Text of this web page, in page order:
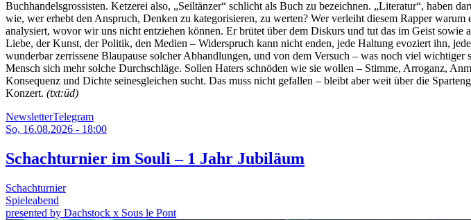
Buchhandelsgrossisten. Ketzerei also, „Seiltänzer“ schlicht als Buch zu bezeichnen. „Literatur“, haben
wie, wer erhebt den Anspruch, Denken zu kategorisieren, zu werten? Wer verleiht diesem Rapper
analysiert, wovor wir uns nicht entziehen können. Er brütet über dem Diskurs und tut das im Geist
Liebe, der Kunst, der Politik, den Medien – Widerspruch kann nicht enden, jede Haltung evoziert ihn,
wunderbar zerrissene Blaupause solcher Abhandlungen, und von dem Versuch – was noch viel
Mensch sich mehr solche Durchschläge. Sollen Haters schnöden wie sie wollen – Stimme, Arroganz,
Konsequenz und Dichte seinesgleichen sucht. Das muss nicht gefallen – bleibt aber weit über die
Konzert. (txt:üd)
NewsletterTelegram
So, 16.08.2026 - 18:00
Schachturnier im Souli – 1 Jahr Jubiläum
Schachturnier
Spieleabend
presented by Dachstock x Sous le Pont